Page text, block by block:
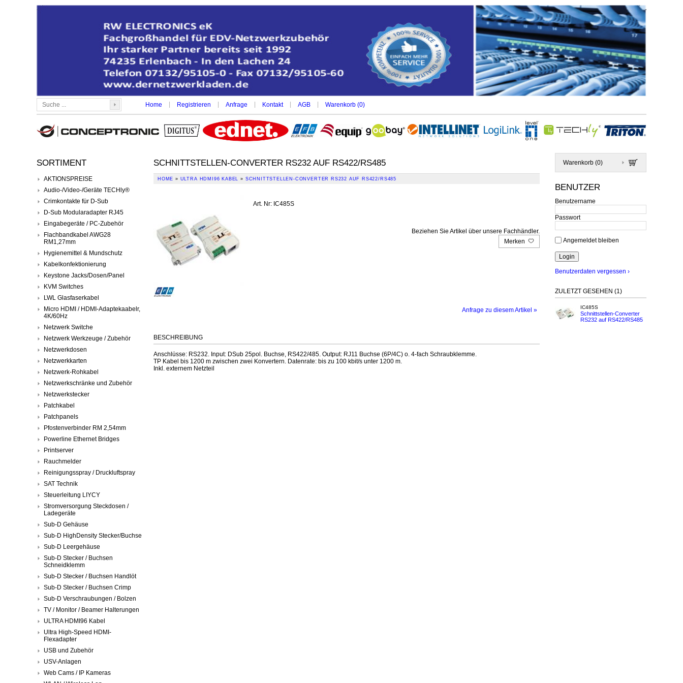
Home Registrieren Anfrage Kontakt AGB Warenkorb (0)
Warenkorb (0)
BENUTZER
Benutzername
Passwort
Angemeldet bleiben
Benutzerdaten vergessen ›
ZULETZT GESEHEN (1)
IC485S
Schnittstellen-Converter
RS232 auf RS422/RS485
SORTIMENT
AKTIONSPREISE
Audio-/Video-/Geräte TECHly®
Crimkontakte für D-Sub
D-Sub Modularadapter RJ45
Eingabegeräte / PC-Zubehör
Flachbandkabel AWG28
RM1,27mm
Hygienemittel & Mundschutz
Kabelkonfektionierung
Keystone Jacks/Dosen/Panel
KVM Switches
LWL Glasfaserkabel
Micro HDMI / HDMI-Adaptekaabelr,
4K/60Hz
Netzwerk Switche
Netzwerk Werkzeuge / Zubehör
Netzwerkdosen
Netzwerkkarten
Netzwerk-Rohkabel
Netzwerkschränke und Zubehör
Netzwerkstecker
Patchkabel
Patchpanels
Pfostenverbinder RM 2,54mm
Powerline Ethernet Bridges
Printserver
Rauchmelder
Reinigungsspray / Druckluftspray
SAT Technik
Steuerleitung LIYCY
Stromversorgung Steckdosen /
Ladegeräte
Sub-D Gehäuse
Sub-D HighDensity Stecker/Buchse
Sub-D Leergehäuse
Sub-D Stecker / Buchsen
Schneidklemm
Sub-D Stecker / Buchsen Handlöt
Sub-D Stecker / Buchsen Crimp
Sub-D Verschraubungen / Bolzen
TV / Monitor / Beamer Halterungen
ULTRA HDMI96 Kabel
Ultra High-Speed HDMI-
Flexadapter
USB und Zubehör
USV-Anlagen
Web Cams / IP Kameras
SCHNITTSTELLEN-CONVERTER RS232 AUF RS422/RS485
HOME » ULTRA HDMI96 KABEL » SCHNITTSTELLEN-CONVERTER RS232 AUF RS422/RS485
Art. Nr: IC485S
Beziehen Sie Artikel über unsere Fachhändler.
Merken
Anfrage zu diesem Artikel »
BESCHREIBUNG
Anschlüsse: RS232. Input: DSub 25pol. Buchse, RS422/485. Output: RJ11 Buchse (6P/4C) o. 4-fach Schraubklemme.
TP Kabel bis 1200 m zwischen zwei Konvertern. Datenrate: bis zu 100 kbit/s unter 1200 m.
Inkl. externem Netzteil